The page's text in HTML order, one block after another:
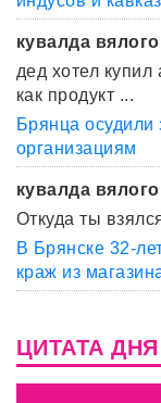
кувалда вялого
дед хотел
как продукт ...
Брянца осудили
организациям
кувалда вялого
Откуда ты
В Брянске 32-
краж из
ЦИТАТА ДНЯ